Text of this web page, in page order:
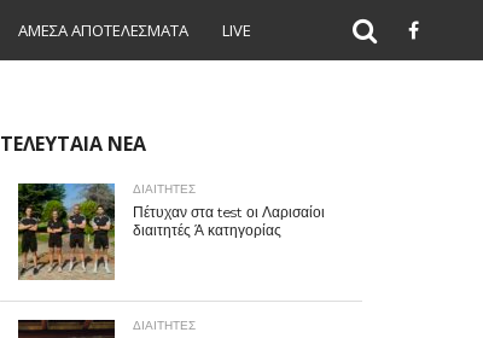
ΑΜΕΣΑ ΑΠΟΤΕΛΕΣΜΑΤΑ LIVE
ΤΕΛΕΥΤΑΙΑ ΝΕΑ
ΔΙΑΙΤΗΤΕΣ
Πέτυχαν στα test οι Λαρισαίοι
διαιτητές Ά κατηγορίας
ΔΙΑΙΤΗΤΕΣ